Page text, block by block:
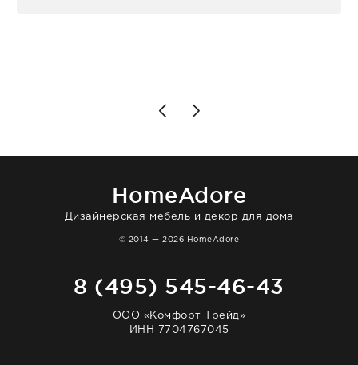
то качество выше всяких похвал. Выглядит
HomeAdore
Дизайнерская мебель и декор для дома
© 2014 — 2026 HomeAdore
8 (495) 545-46-43
ООО «Комфорт Трейд»
ИНН 7704767045